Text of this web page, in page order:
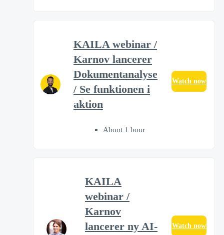
KAILA webinar /
Karnov lancerer
Dokumentanalyse
/ Se funktionen i
aktion
About 1 hour
Watch now
KAILA
webinar /
Karnov
lancerer ny AI-
Watch now